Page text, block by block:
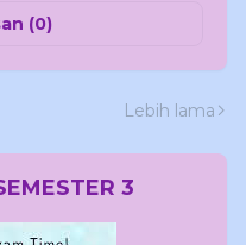
(0)
Lebih lama
3